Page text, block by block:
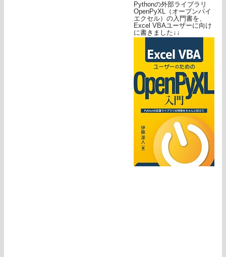
Pythonの外部ライブラリ
OpenPyXL（オープンパイ
エクセル）の入門書を、
Excel VBAユーザーに向け
に書きました↓↓